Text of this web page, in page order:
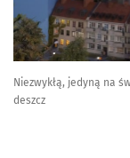
Niezwykłą, jedyną na
deszcz